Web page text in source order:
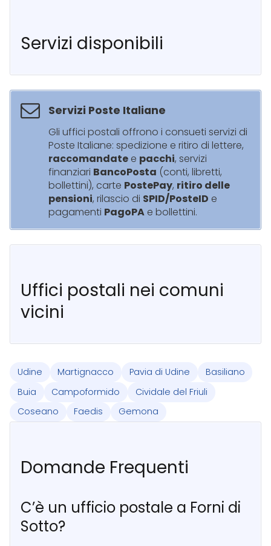
Servizi disponibili
Servizi Poste Italiane
Gli uffici postali offrono i consueti servizi di
Poste Italiane: spedizione e ritiro di lettere,
raccomandate e pacchi, servizi
finanziari BancoPosta (conti, libretti,
bollettini), carte PostePay, ritiro delle
pensioni, rilascio di SPID/PosteID e
pagamenti PagoPA e bollettini.
Uffici postali nei comuni
vicini
Udine Martignacco Pavia di Udine
Basiliano
Buia
Campoformido
Cividale del Friuli
Coseano
Faedis Gemona
Domande Frequenti
C’è un ufficio postale a Forni di
Sotto?